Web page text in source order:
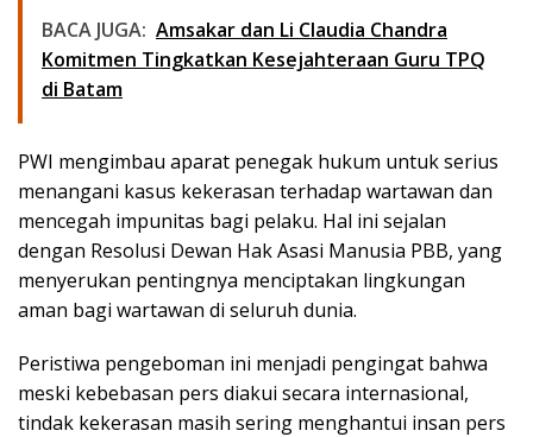
BACA JUGA: Amsakar dan Li Claudia Chandra
Komitmen Tingkatkan Kesejahteraan Guru TPQ
di Batam
PWI mengimbau aparat penegak hukum untuk serius
menangani kasus kekerasan terhadap wartawan dan
mencegah impunitas bagi pelaku. Hal ini sejalan
dengan Resolusi Dewan Hak Asasi Manusia PBB, yang
menyerukan pentingnya menciptakan lingkungan
aman bagi wartawan di seluruh dunia.
Peristiwa pengeboman ini menjadi pengingat bahwa
meski kebebasan pers diakui secara internasional,
tindak kekerasan masih sering menghantui insan pers